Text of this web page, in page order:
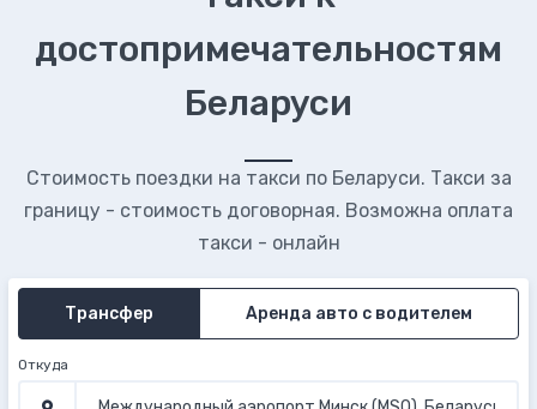
достопримечательностям
Беларуси
Стоимость поездки на такси по Беларуси. Такси за
границу - стоимость договорная. Возможна оплата
такси - онлайн
Трансфер Аренда авто с водителем
Откуда